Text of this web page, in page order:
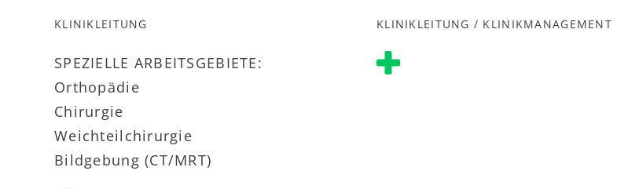
KLINIKLEITUNG
SPEZIELLE ARBEITSGEBIETE:
Orthopädie
Chirurgie
Weichteilchirurgie
Bildgebung (CT/MRT)
KLINIKLEITUNG / KLINIKMANAGEMENT